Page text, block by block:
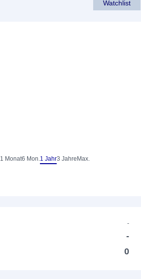
Watchlist
1 Monat6 Mon.1 Jahr3 Jahre Max.
-
-
0